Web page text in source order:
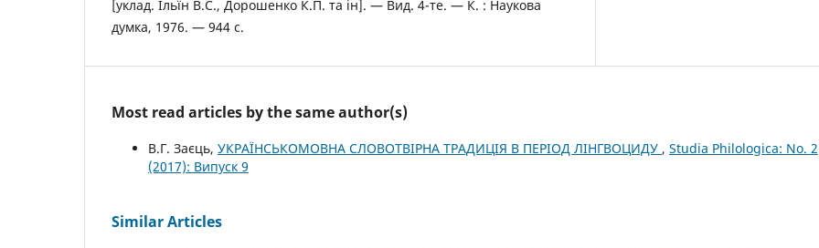
[уклад. Ільїн В.С., Дорошенко К.П. та ін]. — Вид. 4-те. — К. : Наукова
думка, 1976. — 944 с.
Most read articles by the same author(s)
В.Г. Заєць, УКРАЇНСЬКОМОВНА СЛОВОТВІРНА ТРАДИЦІЯ В ПЕРІОД ЛІНГВОЦИДУ , Studia Philologica: No. 2
(2017): Випуск 9
Similar Articles